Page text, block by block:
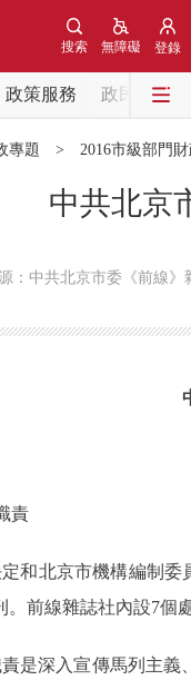
登錄
無障礙
搜索
政策服務
政民互動
專題 > 2016市級部門
中共北京
：中共北京市委《前線》
責
北京市機構編制委
。前線雜誌社內設7
深入宣傳馬列主義